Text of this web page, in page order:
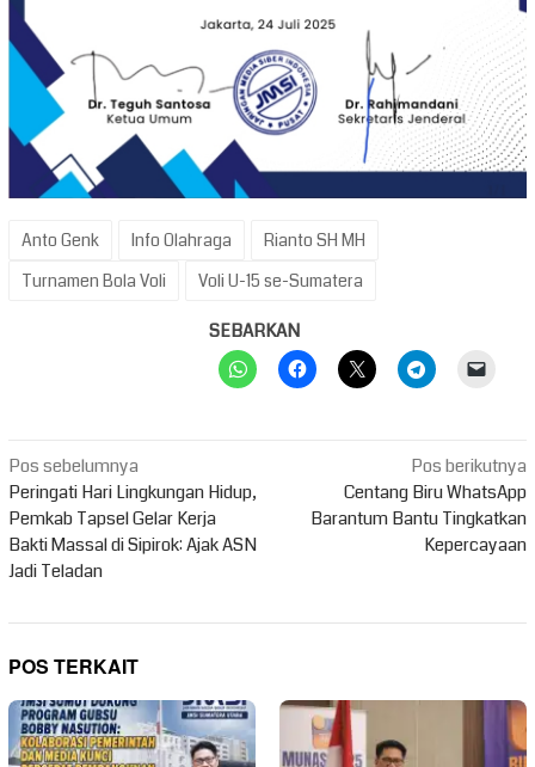
Anto Genk Info Olahraga
Rianto SH MH
Turnamen Bola Voli
Voli U-15 se-Sumatera
SEBARKAN
Navigasi
pos
Pos sebelumnya
Peringati Hari Lingkungan Hidup,
Pemkab Tapsel Gelar Kerja
Bakti Massal di Sipirok: Ajak ASN
Jadi Teladan
Pos berikutnya
Centang Biru WhatsApp
Barantum Bantu Tingkatkan
Kepercayaan
POS TERKAIT